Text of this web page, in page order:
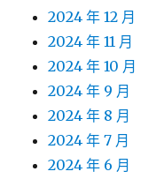
2024 年 12 月
2024 年 11 月
2024 年 10 月
2024 年 9 月
2024 年 8 月
2024 年 7 月
2024 年 6 月